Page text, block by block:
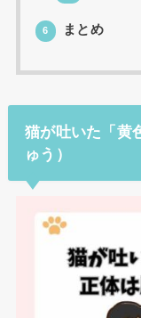
6 まとめ
猫が吐いた「黄
ゅう）